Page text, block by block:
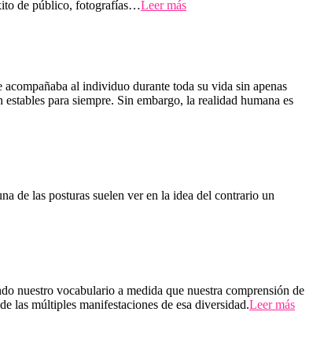
de público, fotografías…Leer más
al individuo durante toda su vida sin apenas
para siempre. Sin embargo, la realidad humana es
de las posturas suelen ver en la idea del contrario un
nuestro vocabulario a medida que nuestra comprensión de
las múltiples manifestaciones de esa diversidad.Leer más